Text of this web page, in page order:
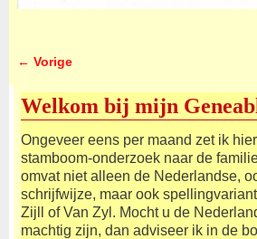
← Vorige
Welkom bij mijn
Ongeveer eens per maand zet ik
stamboom-onderzoek naar de
omvat niet alleen de Nederlandse,
schrijfwijze, maar ook
Zijll of Van Zyl. Mocht u de
machtig zijn, dan adviseer ik in de